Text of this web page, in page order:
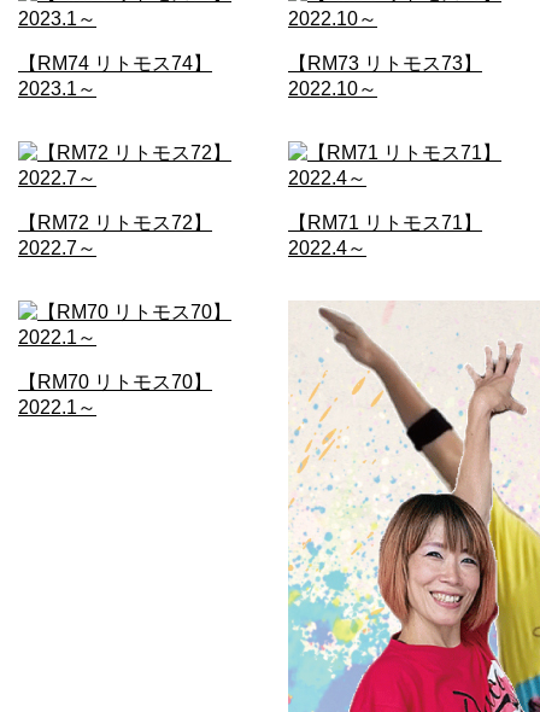
【RM74 リトモス74】
2023.1～
【RM73 リトモス73】
2022.10～
【RM72 リトモス72】
2022.7～
【RM71 リトモス71】
2022.4～
【RM70 リトモス70】
2022.1～